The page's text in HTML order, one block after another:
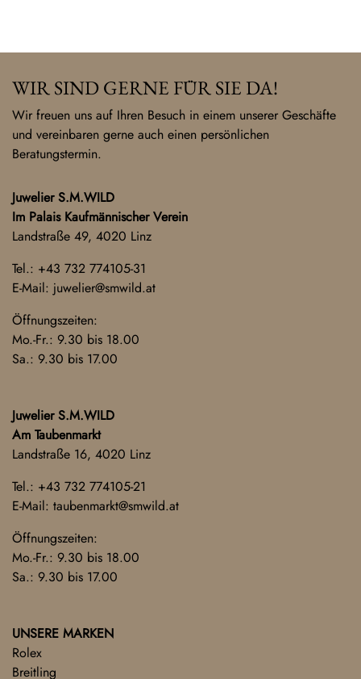
WIR SIND GERNE FÜR SIE DA!
Wir freuen uns auf Ihren Besuch in einem unserer Geschäfte
und vereinbaren gerne auch einen persönlichen
Beratungstermin.
Juwelier S.M.WILD
Im Palais Kaufmännischer Verein
Landstraße 49, 4020 Linz
Tel.: +43 732 774105-31
E-Mail: juwelier@smwild.at
Öffnungszeiten:
Mo.-Fr.: 9.30 bis 18.00
Sa.: 9.30 bis 17.00
Juwelier S.M.WILD
Am Taubenmarkt
Landstraße 16, 4020 Linz
Tel.: +43 732 774105-21
E-Mail: taubenmarkt@smwild.at
Öffnungszeiten:
Mo.-Fr.: 9.30 bis 18.00
Sa.: 9.30 bis 17.00
UNSERE MARKEN
Rolex
Breitling